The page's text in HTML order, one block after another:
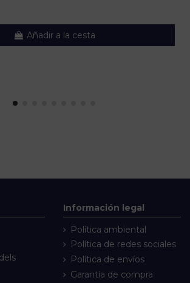
Añadir a la cesta
Información legal
Política ambiental
Política de redes sociales
Política de envíos
Garantía de compra